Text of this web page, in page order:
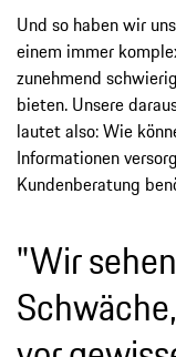
Und so haben wir
einem immer
zunehmend
bieten. Unsere
lautet also: Wie
Informationen
Kundenberatung
"Wir